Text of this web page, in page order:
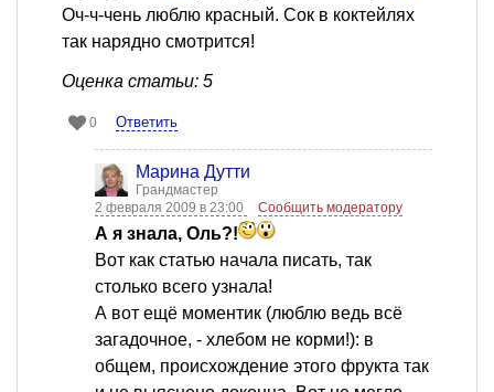
Оч-ч-чень люблю красный. Сок в коктейлях
так нарядно смотрится!
Оценка статьи: 5
0 Ответить
Марина Дутти
Грандмастер
2 февраля 2009 в 23:00
Сообщить модератору
А я знала, Оль?!
Вот как статью начала писать, так
столько всего узнала!
А вот ещё моментик (люблю ведь всё
загадочное, - хлебом не корми!): в
общем, происхождение этого фрукта так